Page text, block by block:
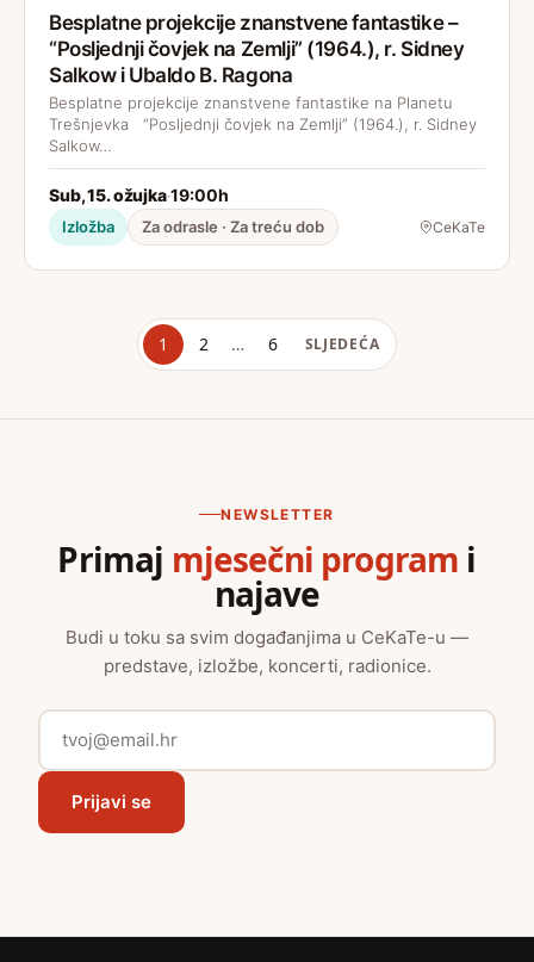
Besplatne projekcije znanstvene fantastike –
“Posljednji čovjek na Zemlji” (1964.), r. Sidney
Salkow i Ubaldo B. Ragona
Besplatne projekcije znanstvene fantastike na Planetu
Trešnjevka “Posljednji čovjek na Zemlji” (1964.), r. Sidney
Salkow…
Sub, 15. ožujka·19:00h
Izložba Za odrasle · Za treću dob CeKaTe
1 2 … 6 SLJEDEĆA
NEWSLETTER
Primaj mjesečni program i
najave
Budi u toku sa svim događanjima u CeKaTe-u —
predstave, izložbe, koncerti, radionice.
Prijavi se